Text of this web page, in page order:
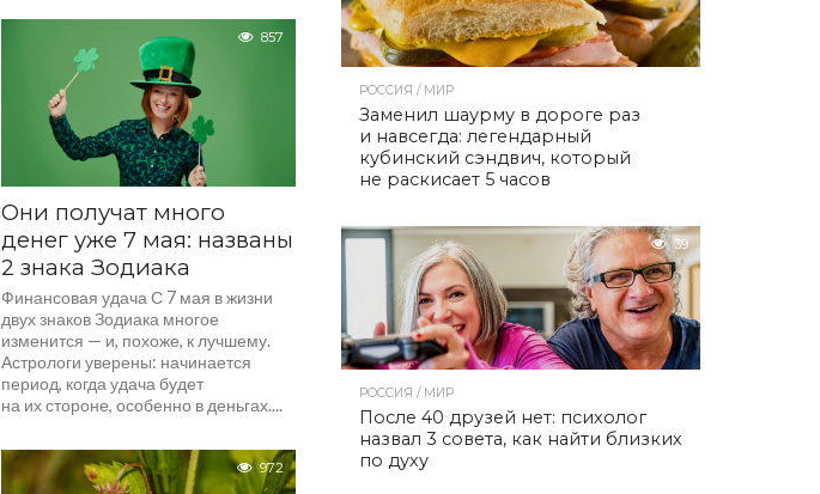
857
Они получат много
денег уже 7 мая: названы
2 знака Зодиака
Финансовая удача С 7 мая в жизни
двух знаков Зодиака многое
изменится — и, похоже, к лучшему.
Астрологи уверены: начинается
период, когда удача будет
на их стороне, особенно в деньгах....
972
РОССИЯ / МИР
Заменил шаурму в дороге раз
и навсегда: легендарный
кубинский сэндвич, который
не раскисает 5 часов
39
РОССИЯ / МИР
После 40 друзей нет: психолог
назвал 3 совета, как найти близких
по духу